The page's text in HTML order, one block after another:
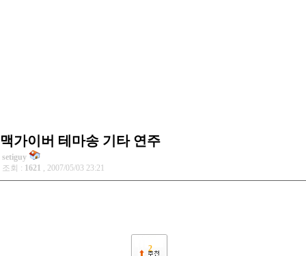
맥가이버 테마송 기타 연주
setiguy
조회 : 1621 , 2007/05/03 23:21
2